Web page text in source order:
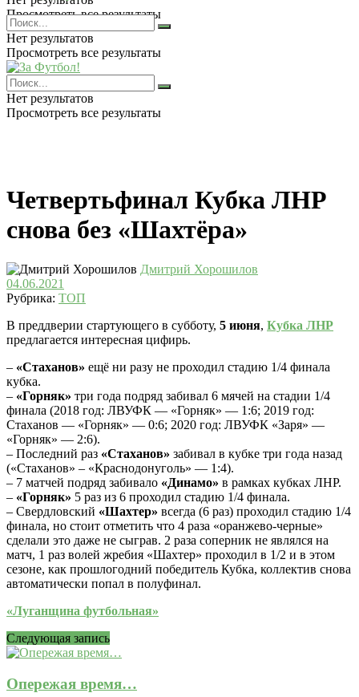
Просмотреть все результаты
Нет результатов
Просмотреть все результаты
Нет результатов
Просмотреть все результаты
Четвертьфинал Кубка ЛНР
снова без «Шахтёра»
Дмитрий Хорошилов
04.06.2021
Рубрика: ТОП
В преддверии стартующего в субботу, 5 июня, Кубка ЛНР
предлагается интересная цифирь.
– «Стаханов» ещё ни разу не проходил стадию 1/4 финала
кубка.
– «Горняк» три года подряд забивал 6 мячей на стадии 1/4
финала (2018 год: ЛВУФК — «Горняк» — 1:6; 2019 год:
Стаханов — «Горняк» — 0:6; 2020 год: ЛВУФК «Заря» —
«Горняк» — 2:6).
– Последний раз «Стаханов» забивал в кубке три года назад
(«Стаханов» – «Краснодонуголь» — 1:4).
– 7 матчей подряд забивало «Динамо» в рамках кубках ЛНР.
– «Горняк» 5 раз из 6 проходил стадию 1/4 финала.
– Свердловский «Шахтер» всегда (6 раз) проходил стадию 1/4
финала, но стоит отметить что 4 раза «оранжево-черные»
сделали это даже не сыграв. 2 раза соперник не являлся на
матч, 1 раз волей жребия «Шахтер» проходил в 1/2 и в этом
сезоне, как прошлогодний победитель Кубка, коллектив снова
автоматически попал в полуфинал.
«Луганщина футбольная»
Следующая запись
Опережая время…